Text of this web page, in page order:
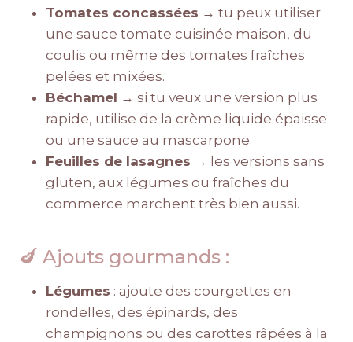
Tomates concassées → tu peux utiliser
une sauce tomate cuisinée maison, du
coulis ou même des tomates fraîches
pelées et mixées.
Béchamel → si tu veux une version plus
rapide, utilise de la crème liquide épaisse
ou une sauce au mascarpone.
Feuilles de lasagnes → les versions sans
gluten, aux légumes ou fraîches du
commerce marchent très bien aussi.
🍆 Ajouts gourmands :
Légumes : ajoute des courgettes en
rondelles, des épinards, des
champignons ou des carottes râpées à la